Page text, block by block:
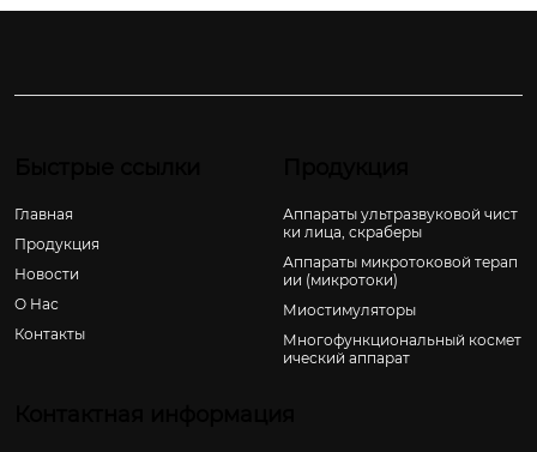
Главная
Продукция
Новости
О Hас
Контакты
Аппараты ультразвуковой чист
ки лица, скраберы
Аппараты микротоковой терап
ии (микротоки)
Миостимуляторы
Многофункциональный космет
ический аппарат